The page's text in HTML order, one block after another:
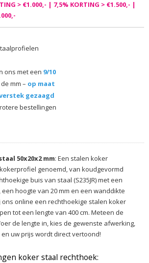
> €1.000,- | 7,5% KORTING > €1.500,- |
ons met een 9/10
mm – op maat
gezaagd
bestellingen
50x20x2 mm: Een stalen koker
genoemd, van koudgevormd
buis van staal (S235JR) met een
hoogte van 20 mm en een wanddikte
ons online een rechthoekige stalen koker
tot een lengte van 400 cm. Meteen de
de lengte in, kies de gewenste afwerking,
uw prijs wordt direct vertoond!
koker staal rechthoek: